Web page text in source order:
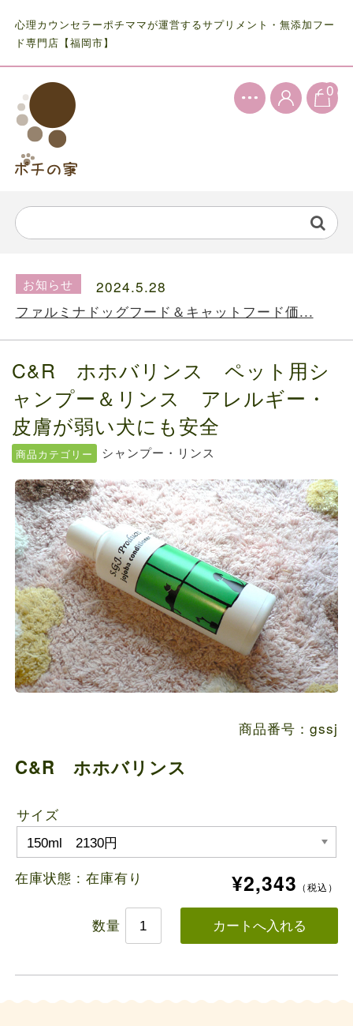
心理カウンセラーポチママが運営するサプリメント・無添加フー
ド専門店【福岡市】
0
ファルミナドッグフード＆キャットフード価...
お知らせ
2024.10.7
お知らせ
2024.5.28
ファルミナドッグフード＆キャットフード価...
2024.10.7
送料の価格変更のお知らせ...
2024.5.28
ファルミナドッグフード＆キャットフード価...
C&R ホホバリンス ペット用シ
ャンプー＆リンス アレルギー・
皮膚が弱い犬にも安全
商品カテゴリー シャンプー・リンス
商品番号：gssj
C&R ホホバリンス
サイズ
在庫状態 : 在庫有り ¥2,343 （税込）
数量